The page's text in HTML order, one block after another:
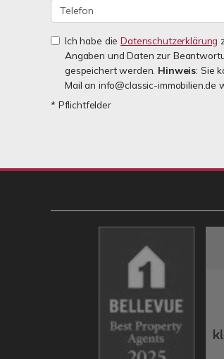
Ich habe dieDatenschutzerklärung
Angaben und Daten zur
gespeichert werden. Hinweis: Sie
Mail an info@classic-immobilien.de
* Pflichtfelder